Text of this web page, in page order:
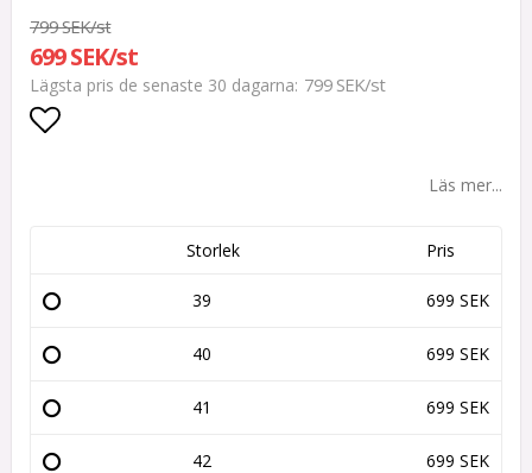
799 SEK/st
699 SEK/st
Lägsta pris de senaste 30 dagarna 799 SEK/st
Läs mer...
Storlek Pris
39 699 SEK
40 699 SEK
41 699 SEK
42 699 SEK